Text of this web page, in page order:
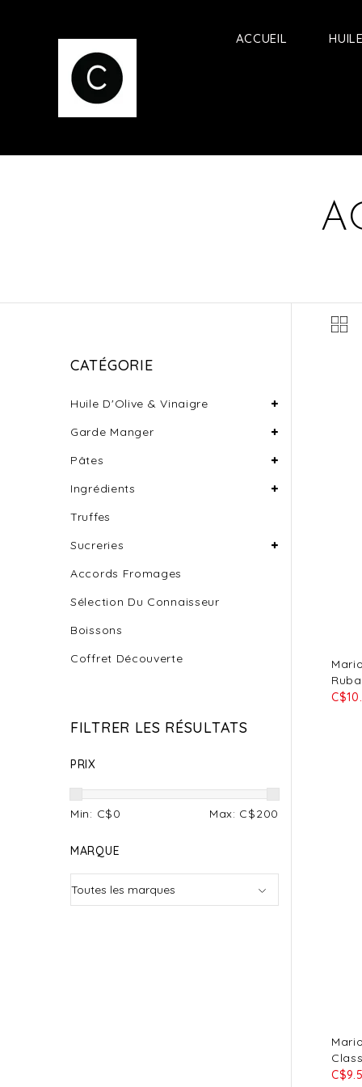
ACCUEIL
CATÉGORIE
Huile D'Olive & Vinaigre
Garde Manger
Pâtes
Ingrédients
Truffes
Sucreries
Accords Fromages
Sélection Du Connaisseur
Boissons
Coffret Découverte
FILTRER LES RÉSULTATS
PRIX
Min: C$0 Max: C$200
MARQUE